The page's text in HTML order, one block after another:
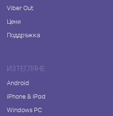
Viber Out
Цени
Поддръжка
ИЗТЕГЛЯНЕ
Android
iPhone & iPad
Windows PC